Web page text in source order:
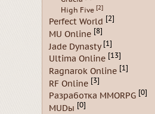
High Five [2]
Perfect World [2]
MU Online [8]
Jade Dynasty [1]
Ultima Online [13]
Ragnarok Online [1]
RF Online [3]
Разработка MMORPG [0]
MUDы [0]